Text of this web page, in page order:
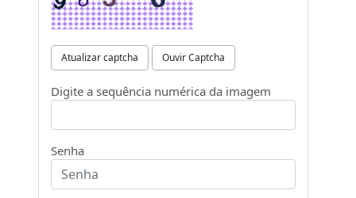
Atualizar captcha Ouvir Captcha
Digite a sequência numérica da imagem
Senha